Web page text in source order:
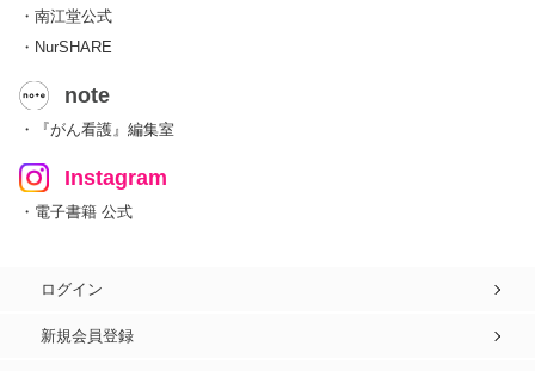
・南江堂公式
・NurSHARE
note
・『がん看護』編集室
Instagram
・電子書籍 公式
ログイン
新規会員登録